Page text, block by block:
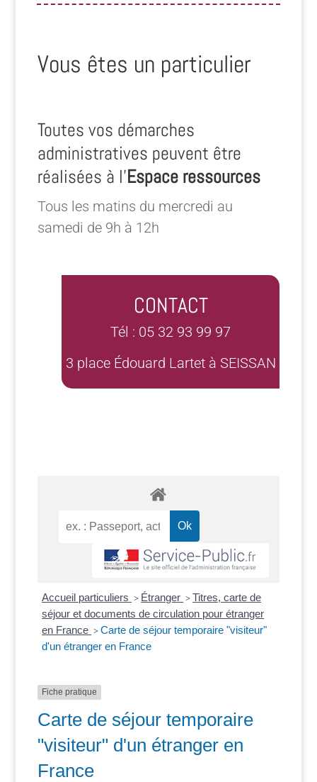
Vous êtes un particulier
Toutes vos démarches
administratives peuvent être
réalisées à l’Espace ressources
Tous les matins du mercredi au
samedi de 9h à 12h
CONTACT
Tél : 05 32 93 99 97
3 place Édouard Lartet à SEISSAN
Accueil particuliers > Étranger > Titres, carte de
séjour et documents de circulation pour étranger
en France > Carte de séjour temporaire "visiteur"
d'un étranger en France
Fiche pratique
Carte de séjour temporaire
"visiteur" d'un étranger en
France